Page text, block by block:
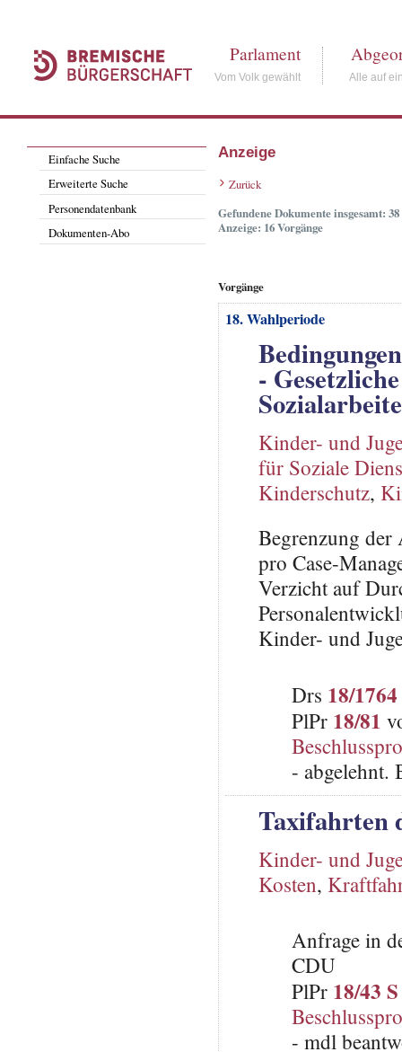
Parlament
Vom Volk gewählt Alle auf
Einfache Suche
Erweiterte Suche
Personendatenbank
Dokumenten-Abo
Anzeige
Zurück
Gefundene Dokumente insgesamt: 38
Anzeige: 16 Vorgänge
Vorgänge
18. Wahlperiode
-
Kinder- und
für Soziale
Kinderschutz,
Begrenzung der
pro Case-
Verzicht auf
Kinder- und
Drs 18/1764
PlPr 18/81
- abgelehnt.
Taxifahrten
Kinder- und
Kosten,
Anfrage in
CDU
PlPr 18/43 S
- mdl